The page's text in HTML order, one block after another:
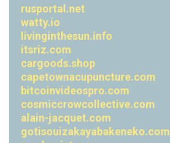
rusportal.net
watty.io
livinginthesun.info
itsriz.com
cargoods.shop
capetownacupuncture.com
bitcoinvideospro.com
cosmiccrowcollective.com
alain-jacquet.com
gotisouizakayabakeneko.com